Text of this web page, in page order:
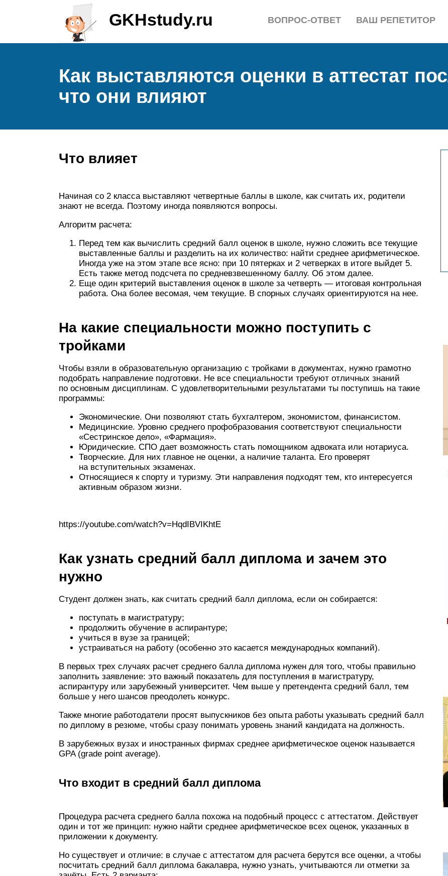
GKHstudy.ru ВАШ РЕПЕТИТОР
ВОПРОС-ОТВЕТ
Как выставляются оценки в аттестат
что они влияют
Что влияет
Начиная со 2 класса выставляют четвертные баллы в школе, как считать их, родители
знают не всегда. Поэтому иногда появляются вопросы.
Алгоритм расчета:
Перед тем как вычислить средний балл оценок в школе, нужно сложить все текущие
выставленные баллы и разделить на их количество: найти среднее арифметическое.
Иногда уже на этом этапе все ясно: при 10 пятерках и 2 четверках в итоге выйдет 5.
Есть также метод подсчета по средневзвешенному баллу. Об этом далее.
Еще один критерий выставления оценок в школе за четверть — итоговая контрольная
работа. Она более весомая, чем текущие. В спорных случаях ориентируются на нее.
На какие специальности можно поступить с
тройками
Чтобы взяли в образовательную организацию с тройками в документах, нужно грамотно
подобрать направление подготовки. Не все специальности требуют отличных знаний
по основным дисциплинам. С удовлетворительными результатами ты поступишь на такие
программы:
Экономические. Они позволяют стать бухгалтером, экономистом, финансистом.
Медицинские. Уровню среднего профобразования соответствуют специальности
«Сестринское дело», «Фармация».
Юридические. СПО дает возможность стать помощником адвоката или нотариуса.
Творческие. Для них главное не оценки, а наличие таланта. Его проверят
на вступительных экзаменах.
Относящиеся к спорту и туризму. Эти направления подходят тем, кто интересуется
активным образом жизни.
https://youtube.com/watch?v=HqdIBVIKhtE
Как узнать средний балл диплома и зачем это
нужно
Студент должен знать, как считать средний балл диплома, если он собирается:
поступать в магистратуру;
продолжить обучение в аспирантуре;
учиться в вузе за границей;
устраиваться на работу (особенно это касается международных компаний).
В первых трех случаях расчет среднего балла диплома нужен для того, чтобы правильно
заполнить заявление: это важный показатель для поступления в магистратуру,
аспирантуру или зарубежный университет. Чем выше у претендента средний балл, тем
больше у него шансов преодолеть конкурс.
Также многие работодатели просят выпускников без опыта работы указывать средний балл
по диплому в резюме, чтобы сразу понимать уровень знаний кандидата на должность.
В зарубежных вузах и иностранных фирмах среднее арифметическое оценок называется
GPA (grade point average).
Что входит в средний балл диплома
Процедура расчета среднего балла похожа на подобный процесс с аттестатом. Действует
один и тот же принцип: нужно найти среднее арифметическое всех оценок, указанных в
приложении к документу.
Но существует и отличие: в случае с аттестатом для расчета берутся все оценки, а чтобы
посчитать средний балл диплома бакалавра, нужно узнать, учитываются ли отметки за